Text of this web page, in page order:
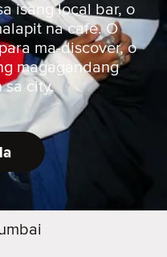
isang local bar, o
na cafe. O
ma-discover, o
magagandang
sa city.